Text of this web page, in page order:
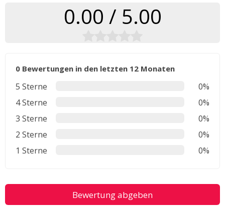
0.00 / 5.00
0 Bewertungen in den letzten 12 Monaten
5 Sterne
0%
4 Sterne
0%
3 Sterne
0%
2 Sterne
0%
1 Sterne
0%
Bewertung abgeben